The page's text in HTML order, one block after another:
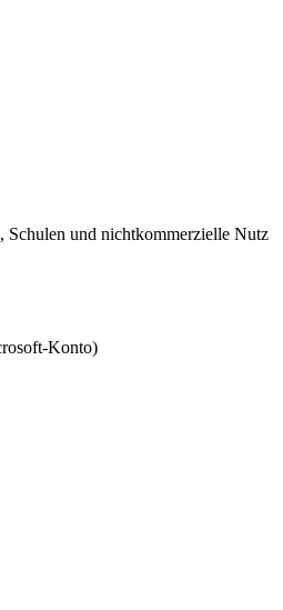
Schulen und nichtkommerzielle Nutz
Konto)